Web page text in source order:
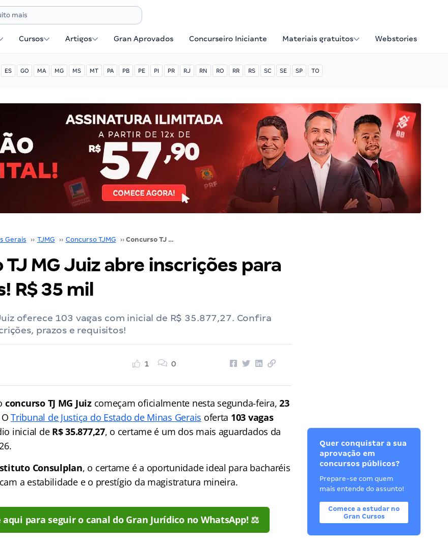
Cursos Artigos Gran Aprovados Concurseiro Iniciante Materiais gratuitos Webstories
ES GO MA MG MS MT PA PB PE PI PR RJ RN RO RR RS SC SE SP TO
Gerais ›› TJMG ›› Concurso TJMG ›› Concurso TJ MG Juiz abre inscrições para 103 vagas! R$ 35 mil
TJ MG Juiz abre inscrições para
R$ 35 mil
oferece 103 vagas com inicial de R$ 35.877,27. Confira
prazos e requisitos!
1 0
concurso TJ MG Juizcomeçam oficialmente nesta segunda-feira,23
OTribunal de Justiça do Estado de Minas Gerais oferta 103 vagas
inicial de R$ 35.877,27, o certame é um dos mais aguardados da
Consulplan, o certame é a oportunidade ideal para bacharéis
a estabilidade e o prestígio da magistratura mineira.
aqui para seguir o canal do Gran Jurídico no WhatsApp! ⚖️
Quer conquistar a sua
aprovação em
concursos públicos?
Prepare-se com quem
mais entende do assunto!
Comece a estudar no
Gran Cursos